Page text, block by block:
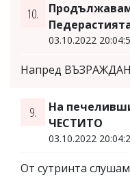
10.
03.10.2022
Напред
9.
На
ЧЕСТИТО
03.10.2022
От сутринта